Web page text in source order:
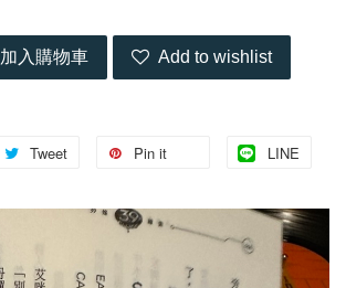
加入購物車 Add to wishlist
Tweet Pin it LINE